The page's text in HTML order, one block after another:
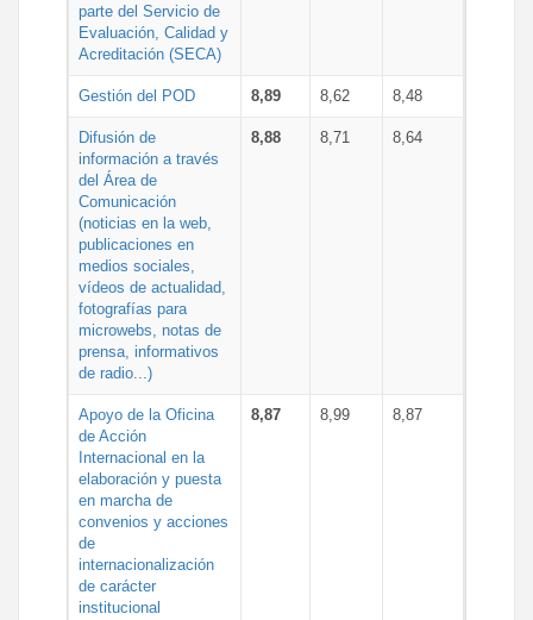
parte del Servicio de
Evaluación, Calidad y
Acreditación (SECA)
Gestión del POD 8,89 8,62 8,48
Difusión de
información a través
del Área de
Comunicación
(noticias en la web,
publicaciones en
medios sociales,
vídeos de actualidad,
fotografías para
microwebs, notas de
prensa, informativos
de radio...)
8,88 8,71 8,64
Apoyo de la Oficina
de Acción
Internacional en la
elaboración y puesta
en marcha de
convenios y acciones
de
internacionalización
de carácter
institucional
8,87 8,99 8,87